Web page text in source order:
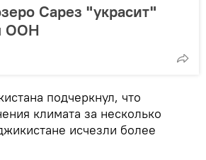
Сарез "украсит"
ООН
подчеркнул, что
климата за несколько
исчезли более